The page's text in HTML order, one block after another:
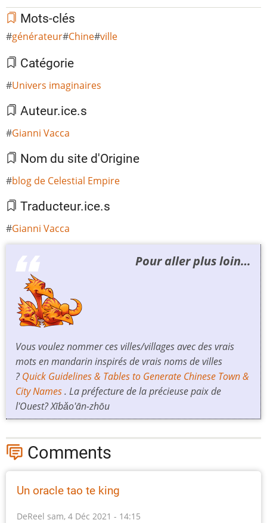
Mots-clés
générateur Chine ville
Catégorie
Univers imaginaires
Auteur.ice.s
Gianni Vacca
Nom du site d'Origine
blog de Celestial Empire
Traducteur.ice.s
Gianni Vacca
Pour aller plus loin…
Vous voulez nommer ces villes/villages avec des vrais
mots en mandarin inspirés de vrais noms de villes
?Quick Guidelines & Tables to Generate Chinese Town &
City Names. La préfecture de la précieuse paix de
l'Ouest?Xībǎo'ān-zhōu
Comments
Un oracle tao te king
DeReel sam, 4 Déc 2021 - 14:15